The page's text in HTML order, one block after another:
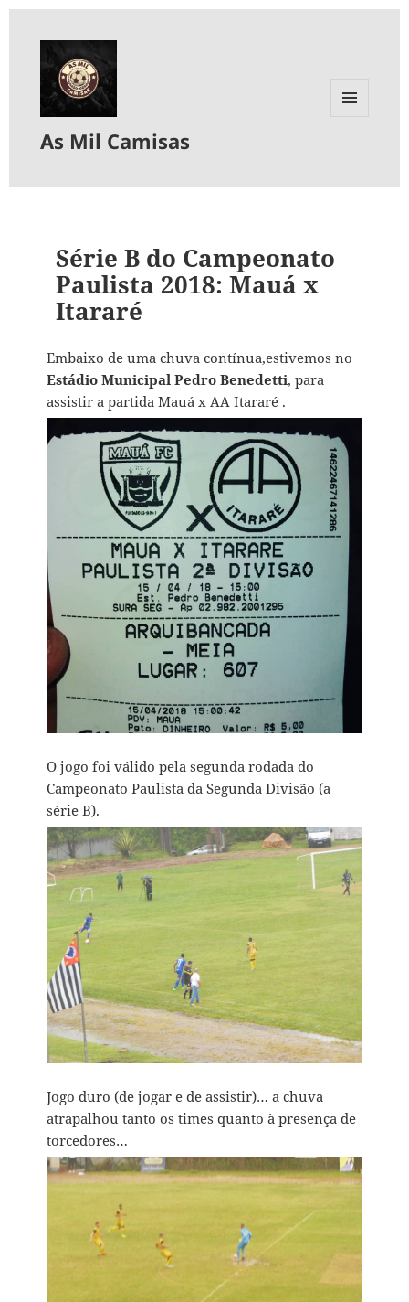
As Mil Camisas
Série B do Campeonato
Paulista 2018: Mauá x
Itararé
Embaixo de uma chuva contínua,estivemos no
Estádio Municipal Pedro Benedetti, para
assistir a partida Mauá x AA Itararé .
O jogo foi válido pela segunda rodada do
Campeonato Paulista da Segunda Divisão (a
série B).
Jogo duro (de jogar e de assistir)… a chuva
atrapalhou tanto os times quanto à presença de
torcedores…